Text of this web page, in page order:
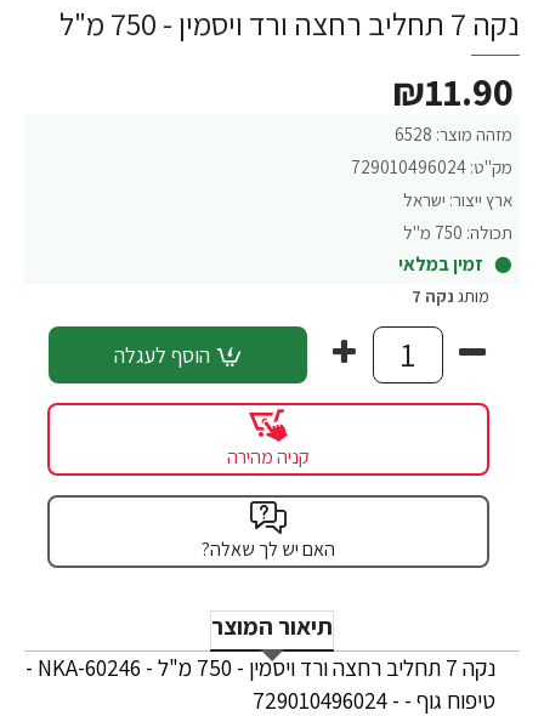
נקה 7 תחליב רחצה ורד ויסמין - 750 מ"ל
מזהה מוצר: 6528
מק"ט: 729010496024
ארץ ייצור: ישראל
תכולה: 750 מ"ל
זמין במלאי
₪11.90
מותג נקה 7
הוסף לעגלה
קניה מהירה
האם יש לך שאלה?
תיאור המוצר
נקה 7 תחליב רחצה ורד ויסמין - 750 מ"ל - NKA-60246 -
טיפוח גוף - - 729010496024